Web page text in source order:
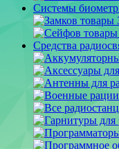
Системы
Средства